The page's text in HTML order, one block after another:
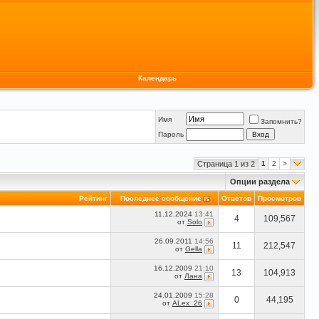
Календарь
Имя
Запомнить?
Пароль
Страница 1 из 2 1 2 >
Опции раздела
Рейтинг Последнее сообщение Ответов Просмотров
11.12.2024 13:41
от Solo 4 109,567
26.09.2011 14:56
от Gella 11 212,547
16.12.2009 21:10
от Лана 13 104,913
24.01.2009 15:28
от ALex_26 0 44,195